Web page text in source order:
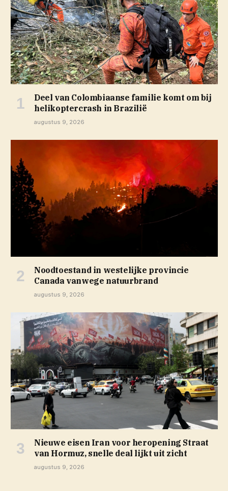
Deel van Colombiaanse familie komt om bij
helikoptercrash in Brazilië
augustus 9, 2026
Noodtoestand in westelijke provincie
Canada vanwege natuurbrand
augustus 9, 2026
Nieuwe eisen Iran voor heropening Straat
van Hormuz, snelle deal lijkt uit zicht
augustus 9, 2026